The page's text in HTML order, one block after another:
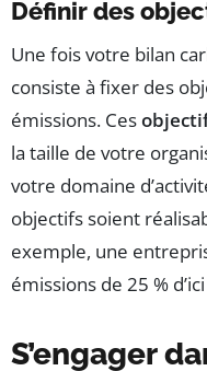
Définir des
Une fois votre bilan
consiste à fixer des
émissions. Ces
la taille de votre
votre domaine
objectifs soient
exemple, une
émissions de 25 %
S’engager